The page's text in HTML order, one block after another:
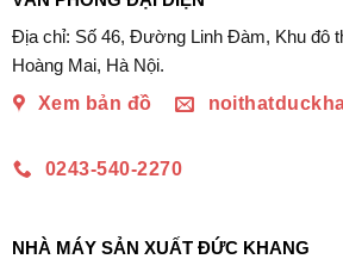
Địa chỉ: Số 46, Đường Linh Đàm, Khu đô
Hoàng Mai, Hà Nội.
Xem bản đồ
0243-540-2270
NHÀ MÁY SẢN XUẤT ĐỨC KHANG